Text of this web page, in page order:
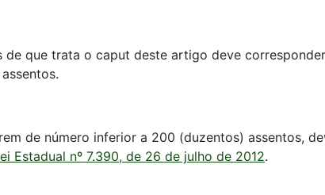
de que trata o caput deste artigo deve
de número inferior a 200 (duzentos) assentos,
Estadual nº 7.390, de 26 de julho de 2012.